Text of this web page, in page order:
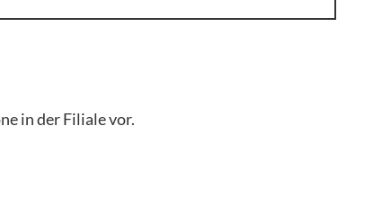
in der Filiale vor.